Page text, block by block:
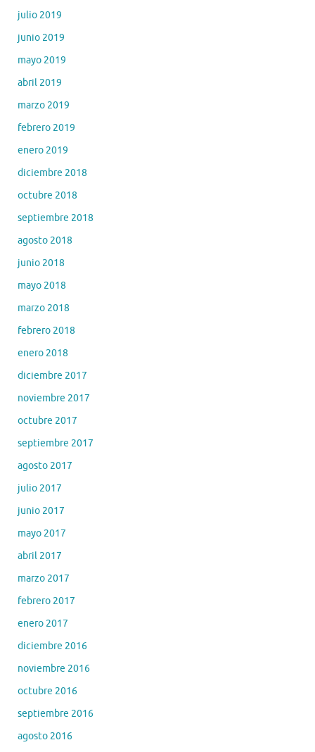
julio 2019
junio 2019
mayo 2019
abril 2019
marzo 2019
febrero 2019
enero 2019
diciembre 2018
octubre 2018
septiembre 2018
agosto 2018
junio 2018
mayo 2018
marzo 2018
febrero 2018
enero 2018
diciembre 2017
noviembre 2017
octubre 2017
septiembre 2017
agosto 2017
julio 2017
junio 2017
mayo 2017
abril 2017
marzo 2017
febrero 2017
enero 2017
diciembre 2016
noviembre 2016
octubre 2016
septiembre 2016
agosto 2016